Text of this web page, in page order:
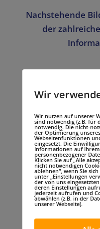
Nachstehende
der
Gute zwei
stellvertretender
durch den
einen großen
überreicht. Danke
Wir
Wir nutzen auf unserer
sind notwendig (z.B. für
notwendig. Die nicht-
der Optimierung
Webseitenfunktionen
eingesetzt. Die
Informationen auf Ihrem
personenbezogener
Klicken Sie auf „Alle
nicht notwendigen
ablehnen“, wenn Sie
unter „Einstellungen
der von uns
deren Einstellungen
jederzeit aufrufen und
abwählen (z.B. in der
unserer Webseite).